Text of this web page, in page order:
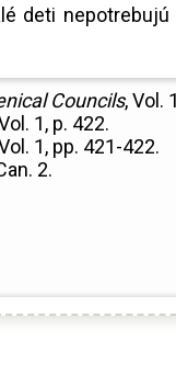
deti
Councils, Vol.
1, p. 422.
1, pp. 421-422.
2.